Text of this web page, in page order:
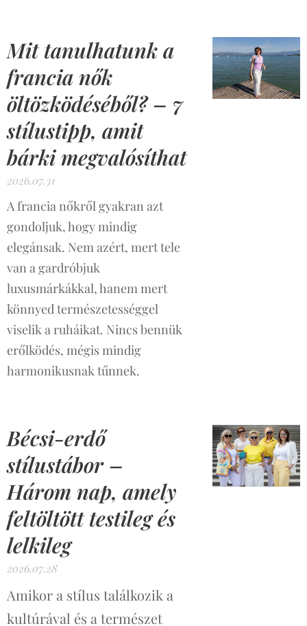
Mit tanulhatunk a
francia nők
öltözködéséből? – 7
stílustipp, amit
bárki megvalósíthat
2026.07.31
A francia nőkről gyakran azt
gondoljuk, hogy mindig
elegánsak. Nem azért, mert tele
van a gardróbjuk
luxusmárkákkal, hanem mert
könnyed természetességgel
viselik a ruháikat. Nincs bennük
erőlködés, mégis mindig
harmonikusnak tűnnek.
Bécsi-erdő
stílustábor –
Három nap, amely
feltöltött testileg és
lelkileg
2026.07.28
Amikor a stílus találkozik a
kultúrával és a természet